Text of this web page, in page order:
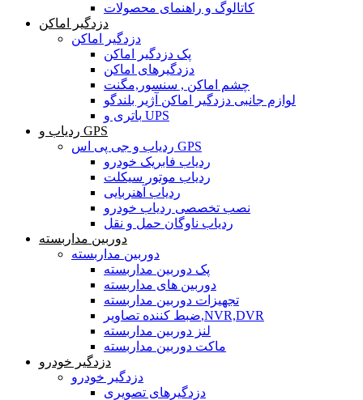
کاتالوگ و راهنمای محصولات
دزدگیر اماکن
دزدگیر اماکن
پک دزدگیر اماکن
دزدگیرهای اماکن
چشم اماکن , سنسور,مگنت
لوازم جانبی دزدگیر اماکن آژیر بلندگو
باتری و UPS
ردیاب و GPS
ردیاب و جی پی اس GPS
ردیاب فابریک خودرو
ردیاب موتور سیکلت
ردیاب آهنربایی
نصب تخصصی ردیاب خودرو
ردیاب ناوگان حمل و نقل
دوربین مداربسته
دوربین مداربسته
پک دوربین مداربسته
دوربین های مداربسته
تجهیزات دوربین مداربسته
ضبط کننده تصاویر,NVR,DVR
لنز دوربین مداربسته
ماکت دوربین مداربسته
دزدگیر خودرو
دزدگیر خودرو
دزدگیرهای تصویری